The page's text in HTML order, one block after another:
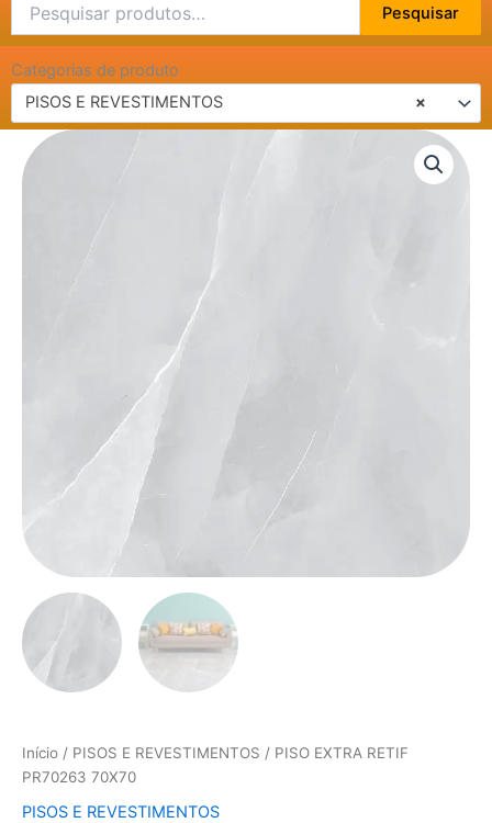
por:
Pesquisar
Categorias de produto
×
PISOS E REVESTIMENTOS
Início / PISOS E REVESTIMENTOS / PISO EXTRA RETIF
PR70263 70X70
PISOS E REVESTIMENTOS
PISO
EXTRA
RETIF